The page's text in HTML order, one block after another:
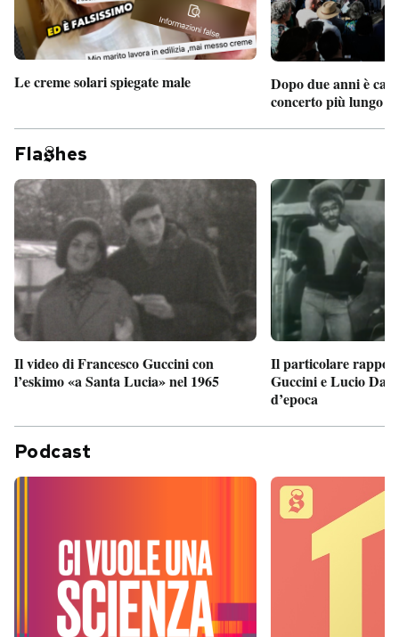
Le creme solari spiegate male
Dopo due anni è
concerto più lungo
Fla hes
Il video di Francesco Guccini con
l’eskimo «a Santa Lucia» nel 1965
Il particolare
Guccini e Lucio
d’epoca
Podcast